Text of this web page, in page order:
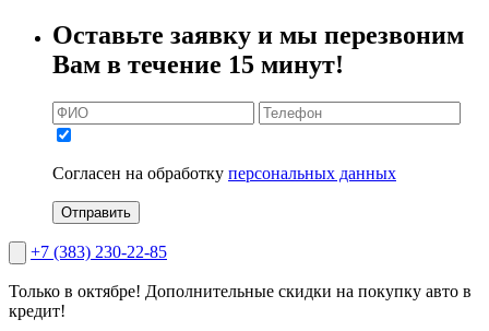
Оставьте заявку и мы перезвоним
Вам в течение 15 минут!
Согласен на обработку персональных данных
Отправить
+7 (383) 230-22-85
Только в октябре! Дополнительные скидки на покупку авто в
кредит!